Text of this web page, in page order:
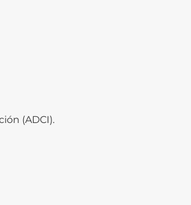
(ADCI).